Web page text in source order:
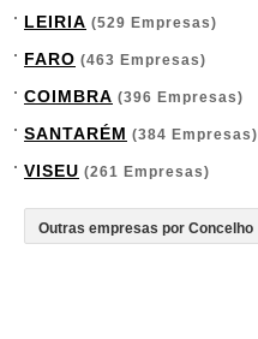
LEIRIA (529 Empresas)
FARO (463 Empresas)
COIMBRA (396 Empresas)
SANTARÉM (384 Empresas)
VISEU (261 Empresas)